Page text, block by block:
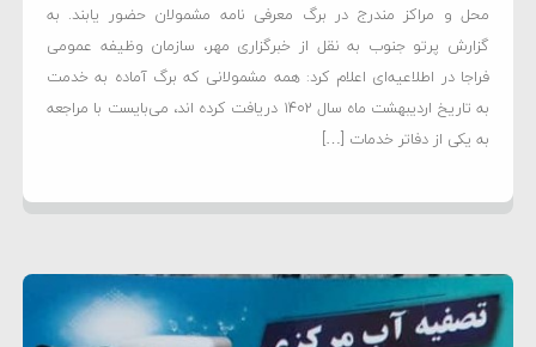
محل و مراکز مندرج در برگ معرفی نامه مشمولان حضور یابند. به
گزارش پرتو جنوب به نقل از خبرگزاری مهر، سازمان وظیفه عمومی
فراجا در اطلاعیه‌ای اعلام کرد: همه مشمولانی که برگ آماده به خدمت
به تاریخ اردیبهشت ماه سال ۱۴۰۲ دریافت کرده اند، می‌بایست با مراجعه
به یکی از دفاتر خدمات […]